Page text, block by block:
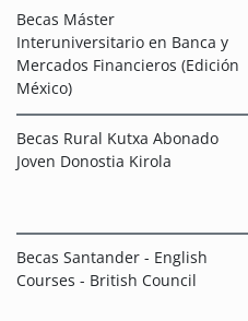
Becas Máster
Interuniversitario en Banca y
Mercados Financieros (Edición
México)
Becas Rural Kutxa Abonado
Joven Donostia Kirola
Becas Santander - English
Courses - British Council